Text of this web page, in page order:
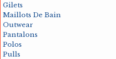
Vestes
Horlogerie
Gilets
Maillots De Bain
Outwear
Pantalons
Polos
Pulls